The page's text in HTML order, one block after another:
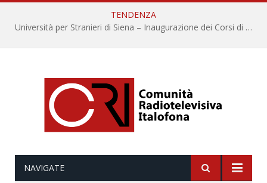
TENDENZA
Università per Stranieri di Siena – Inaugurazione dei Corsi di Lingua e Cultura Italiana, 109a annata
NAVIGATE